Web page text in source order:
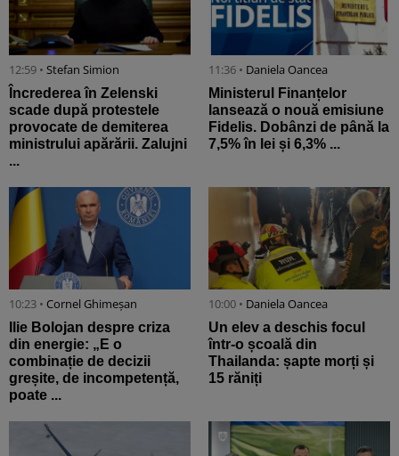
12:59 • Stefan Simion
Încrederea în Zelenski
scade după protestele
provocate de demiterea
ministrului apărării. Zalujni
...
11:36 • Daniela Oancea
Ministerul Finanțelor
lansează o nouă emisiune
Fidelis. Dobânzi de până la
7,5% în lei și 6,3% ...
10:23 • Cornel Ghimeșan
Ilie Bolojan despre criza
din energie: „E o
combinație de decizii
greșite, de incompetență,
poate ...
10:00 • Daniela Oancea
Un elev a deschis focul
într-o școală din
Thailanda: șapte morți și
15 răniți